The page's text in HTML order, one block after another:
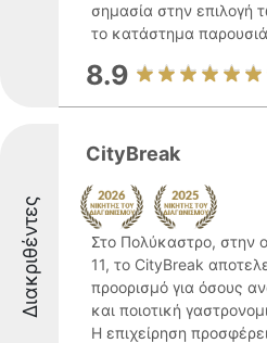
σημασία στην επιλογή
το κατάστημα
8.9
Διακριθέντες
CityBreak
Στο Πολύκαστρο, στην
11, το CityBreak
προορισμό για όσους
και ποιοτική
Η επιχείρηση